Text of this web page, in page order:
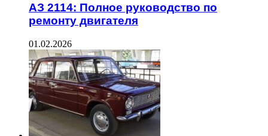
АЗ 2114: Полное руководство по
ремонту двигателя
01.02.2026